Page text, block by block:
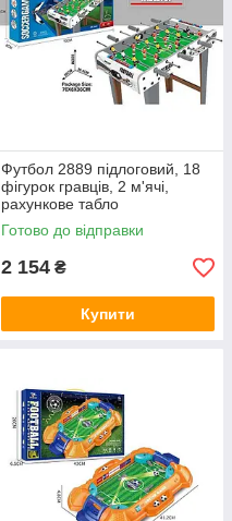
Футбол 2889 підлоговий, 18
фігурок гравців, 2 м'ячі,
рахункове табло
Готово до відправки
2 154 ₴
Купити